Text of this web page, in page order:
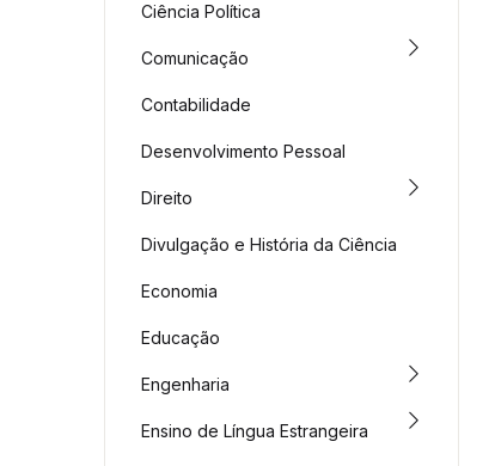
Ciência Política
Comunicação
Contabilidade
Desenvolvimento Pessoal
Direito
Divulgação e História da Ciência
Economia
Educação
Engenharia
Ensino de Língua Estrangeira